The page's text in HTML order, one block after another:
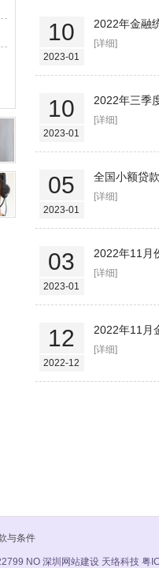
10
2023-01
2022年金融
[详细]
10
2023-01
2022年三季
[详细]
05
2023-01
全国小额贷
[详细]
03
2023-01
2022年11月
[详细]
12
2022-12
2022年11月
[详细]
与条件
NO 深圳网站建设 天络科技 粤